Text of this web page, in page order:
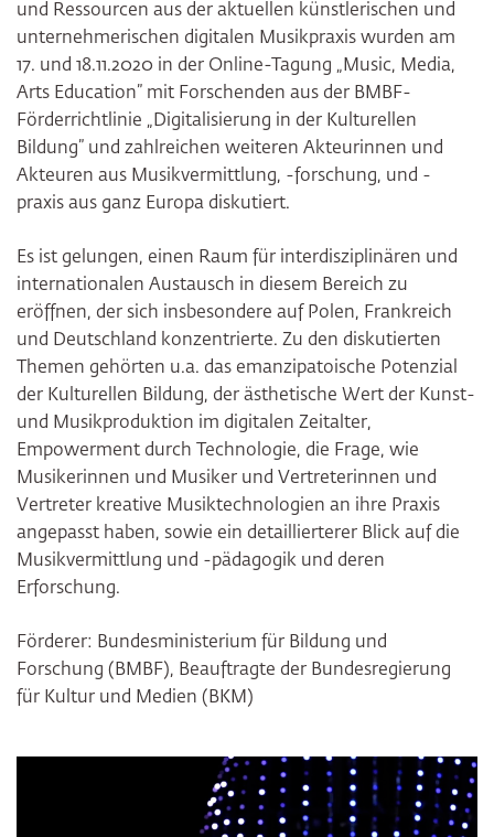
und Ressourcen aus der aktuellen künstlerischen und
unternehmerischen digitalen Musikpraxis wurden am
17. und 18.11.2020 in der Online-Tagung „Music, Media,
Arts Education” mit Forschenden aus der BMBF-
Förderrichtlinie „Digitalisierung in der Kulturellen
Bildung” und zahlreichen weiteren Akteurinnen und
Akteuren aus Musikvermittlung, -forschung, und -
praxis aus ganz Europa diskutiert.
Es ist gelungen, einen Raum für interdisziplinären und
internationalen Austausch in diesem Bereich zu
eröffnen, der sich insbesondere auf Polen, Frankreich
und Deutschland konzentrierte. Zu den diskutierten
Themen gehörten u.a. das emanzipatoische Potenzial
der Kulturellen Bildung, der ästhetische Wert der Kunst-
und Musikproduktion im digitalen Zeitalter,
Empowerment durch Technologie, die Frage, wie
Musikerinnen und Musiker und Vertreterinnen und
Vertreter kreative Musiktechnologien an ihre Praxis
angepasst haben, sowie ein detaillierterer Blick auf die
Musikvermittlung und -pädagogik und deren
Erforschung.
Förderer: Bundesministerium für Bildung und
Forschung (BMBF), Beauftragte der Bundesregierung
für Kultur und Medien (BKM)